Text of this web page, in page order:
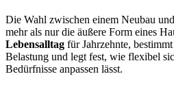
Die Wahl zwischen einem Neubau
mehr als nur die äußere Form eines
Lebensalltag für Jahrzehnte,
Belastung und legt fest, wie flexibel
Bedürfnisse anpassen lässt.